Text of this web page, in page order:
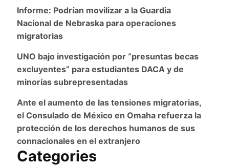
Informe: Podrían movilizar a la Guardia
Nacional de Nebraska para operaciones
migratorias
UNO bajo investigación por “presuntas becas
excluyentes” para estudiantes DACA y de
minorías subrepresentadas
Ante el aumento de las tensiones migratorias,
el Consulado de México en Omaha refuerza la
protección de los derechos humanos de sus
connacionales en el extranjero
Categories